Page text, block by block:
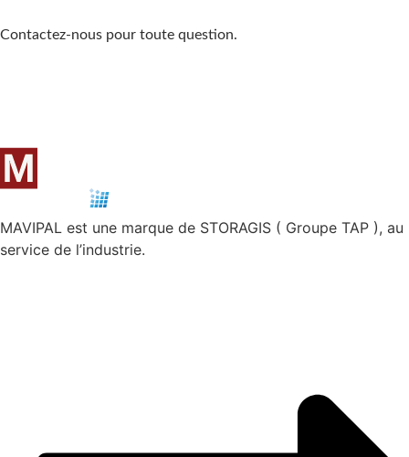
Contactez-nous pour toute question.
MAVIPAL est une marque de STORAGIS ( Groupe TAP ), au
service de l’industrie.